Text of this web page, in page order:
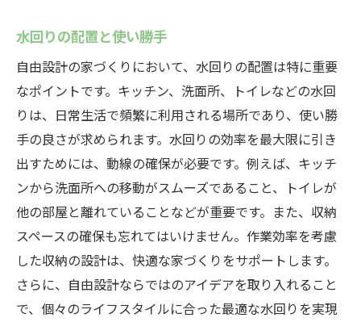
水回りの配置と使い勝手
自由設計の家づくりにおいて、水回りの配置は特に重要
なポイントです。キッチン、洗面所、トイレなどの水回
りは、日常生活で頻繁に利用される場所であり、使い勝
手の良さが求められます。水回りの効率を最大限に引き
出すためには、動線の確保が必要です。例えば、キッチ
ンから洗面所への移動がスムーズであること、トイレが
他の部屋と離れていることなどが重要です。また、収納
スペースの確保も忘れてはいけません。作業効率を考慮
した収納の設計は、快適な家づくりをサポートします。
さらに、自由設計ならではのアイデアを取り入れること
で、個々のライフスタイルに合った最適な水回りを実現